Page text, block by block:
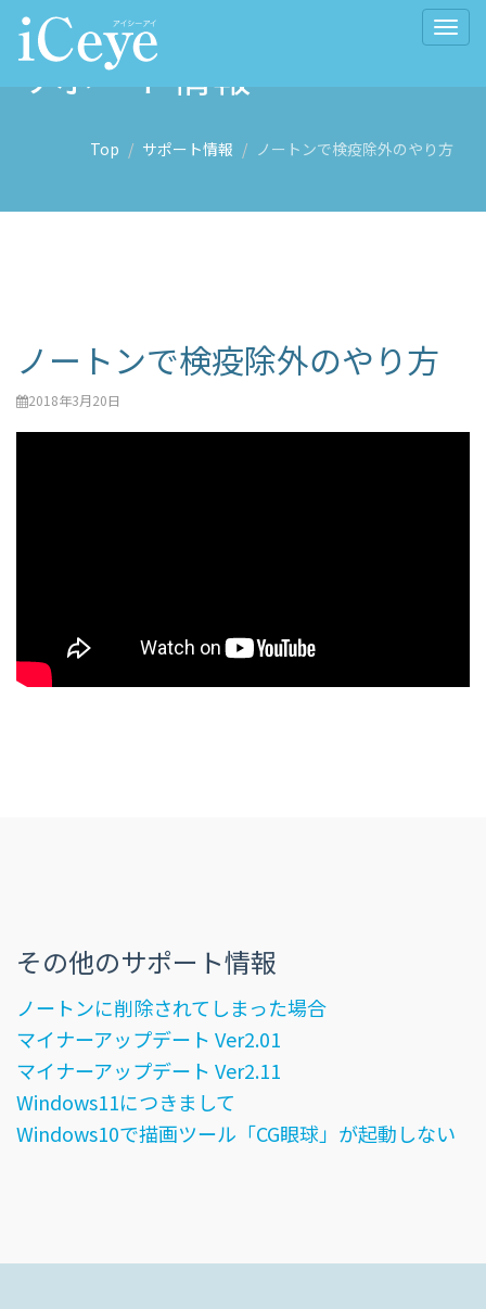
サポート情報
Top サポート情報 ノートンで検疫除外のやり方
ノートンで検疫除外のやり方
2018年3月20日
その他のサポート情報
ノートンに削除されてしまった場合
マイナーアップデート Ver2.01
マイナーアップデート Ver2.11
Windows11につきまして
Windows10で描画ツール「CG眼球」が起動しない